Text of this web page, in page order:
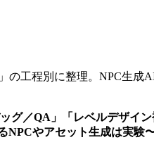
工程別に整理。NPC生成
グ／QA」「レベルデザイ
やアセット生成は実験